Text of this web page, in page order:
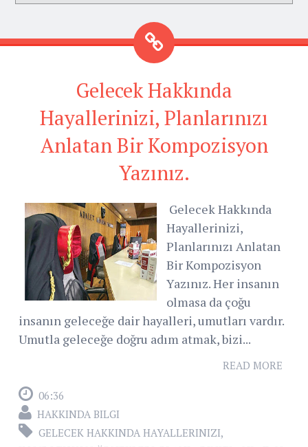
Gelecek Hakkında
Hayallerinizi, Planlarınızı
Anlatan Bir Kompozisyon
Yazınız.
Gelecek Hakkında
Hayallerinizi,
Planlarınızı Anlatan
Bir Kompozisyon
Yazınız. Her insanın
olmasa da çoğu
insanın geleceğe dair hayalleri, umutları vardır.
Umutla geleceğe doğru adım atmak, bizi...
READ MORE
06:36
HAKKINDA BILGI
GELECEK HAKKINDA HAYALLERINIZI,